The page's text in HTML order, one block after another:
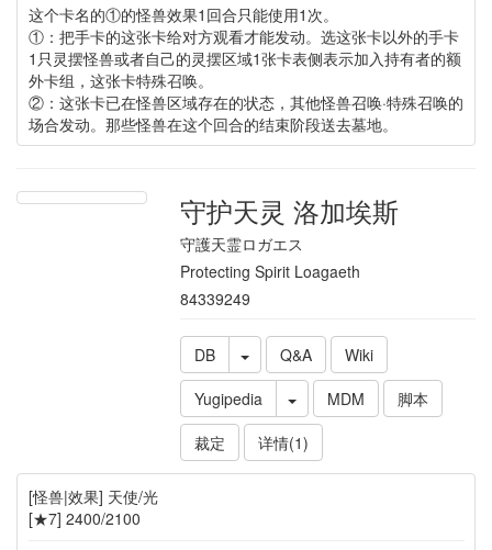
这个卡名的①的怪兽效果1回合只能使用1次。
①：把手卡的这张卡给对方观看才能发动。选这张卡以外的手卡
1只灵摆怪兽或者自己的灵摆区域1张卡表侧表示加入持有者的额
外卡组，这张卡特殊召唤。
②：这张卡已在怪兽区域存在的状态，其他怪兽召唤·特殊召唤的
场合发动。那些怪兽在这个回合的结束阶段送去墓地。
守护天灵 洛加埃斯
守護天霊ロガエス
Protecting Spirit Loagaeth
84339249
DB Q&A
Wiki
Yugipedia
MDM
脚本
裁定
详情(1)
[怪兽|效果] 天使/光
[★7] 2400/2100